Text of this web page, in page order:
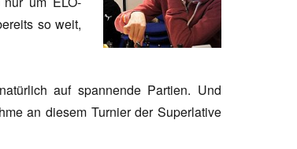
so weit,
auf spannende Partien. Und
an diesem Turnier der Superlative